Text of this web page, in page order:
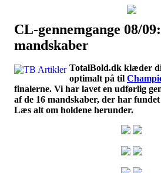
Наши партнеры
CL-gennemgange 08/
mandskaber
TotalBold.dk klæder
optimalt på til
finalerne. Vi har lavet en udførlig
af de 16 mandskaber, der har
Læs alt om holdene herunder.